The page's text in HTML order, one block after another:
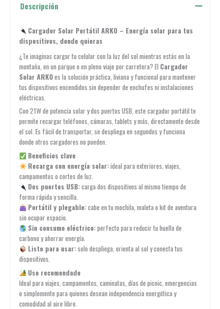
Descripción
Cargador Solar Portátil ARKO – Energía solar para tus
dispositivos, donde quieras
¿Te imaginas cargar tu celular con la luz del sol mientras estás en la
montaña, en un parque o en pleno viaje por carretera? El Cargador
Solar ARKOes la solución práctica, liviana y funcional para mantener
tus dispositivos encendidos sin depender de enchufes ni instalaciones
eléctricas.
Con 21W de potencia solar y dos puertos USB, este cargador portátil te
permite recargar teléfonos, cámaras, tablets y más, directamente desde
el sol. Es fácil de transportar, se despliega en segundos y funciona
donde otros cargadores no pueden.
Beneficios clave
Recarga con energía solar:ideal para exteriores, viajes,
campamentos o cortes de luz.
Dos puertos USB:carga dos dispositivos al mismo tiempo de
forma rápida y sencilla.
Portátil y plegable:cabe en tu mochila, maleta o kit de aventura
sin ocupar espacio.
Sin consumo eléctrico:perfecto para reducir tu huella de
carbono y ahorrar energía.
Listo para usar:solo despliega, orienta al sol y conecta tus
dispositivos.
Uso recomendado
Ideal para viajes, campamentos, caminatas, días de picnic, emergencias
o simplemente para quienes desean independencia energética y
comodidad al aire libre.